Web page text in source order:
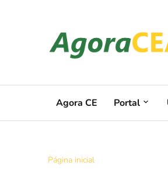
Agora CE Portal
Página inicial